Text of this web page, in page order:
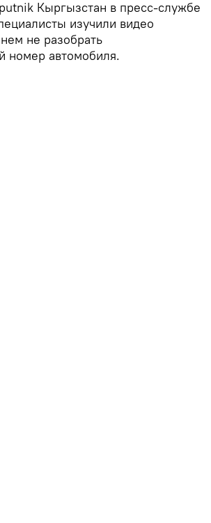
Кыргызстан в пресс-службе
изучили видео
не разобрать
номер автомобиля.